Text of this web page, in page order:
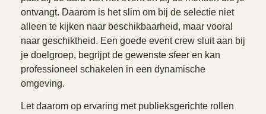
ontvangt. Daarom is het slim om bij de selectie niet
alleen te kijken naar beschikbaarheid, maar vooral
naar geschiktheid. Een goede event crew sluit aan bij
je doelgroep, begrijpt de gewenste sfeer en kan
professioneel schakelen in een dynamische
omgeving.
Let daarom op ervaring met publieksgerichte rollen